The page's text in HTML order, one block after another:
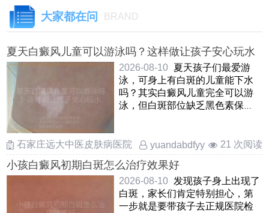
大家都在问 BRAND
夏天白癜风儿童可以游泳吗？这样做让孩子安心玩水
2026-08-10 夏天孩子们最爱游
泳，可身上有白斑的儿童能下水
吗？其实白癜风儿童完全可以游
泳，但白斑部位缺乏黑色素保
石家庄远大中医皮肤病医院
yuandabdfyy 21 次阅读
小孩白癜风初期白斑怎么治疗效果好
2026-08-10 发现孩子身上出现了
白斑，家长们肯定特别担心，第
一步就是要带孩子去正规医院检